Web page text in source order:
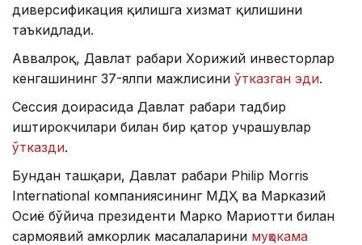
диверсификация қилишга хизмат қилишини
таъкидлади.
Аввалроқ, Давлат раҳбари Хорижий инвесторлар
кенгашининг 37-ялпи мажлисини ўтказган эди.
Сессия доирасида Давлат раҳбари тадбир
иштирокчилари билан бир қатор учрашувлар
ўтказди.
Бундан ташқари, Давлат раҳбари Philip Morris
International компаниясининг МДҲ ва Марказий
Осиё бўйича президенти Марко Мариотти билан
сармоявий ҳамкорлик масалаларини муҳокама